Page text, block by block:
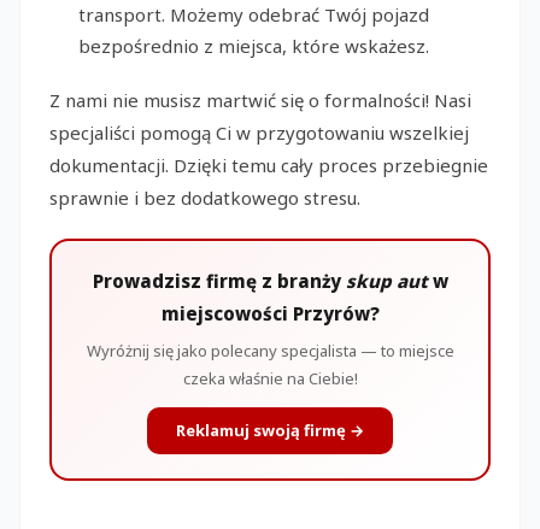
transport. Możemy odebrać Twój pojazd
bezpośrednio z miejsca, które wskażesz.
Z nami nie musisz martwić się o formalności! Nasi
specjaliści pomogą Ci w przygotowaniu wszelkiej
dokumentacji. Dzięki temu cały proces przebiegnie
sprawnie i bez dodatkowego stresu.
Prowadzisz firmę z branży skup autw
miejscowości Przyrów?
Wyróżnij się jako polecany specjalista — to miejsce
czeka właśnie na Ciebie!
Reklamuj swoją firmę →